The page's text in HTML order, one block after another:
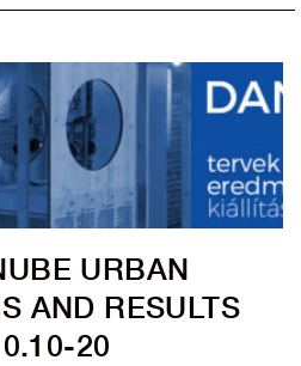
URBAN
AND RESULTS
20